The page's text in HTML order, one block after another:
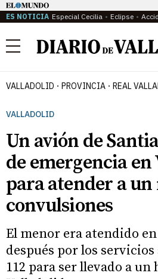
ES NOTICIA Especial Cecilia Eclipse
Menú
VALLADOLID PROVINCIA REAL
VALLADOLID
Un avión de
de emergencia
para atender a
convulsiones
El menor era atendido
después por los
112 para ser llevado a un